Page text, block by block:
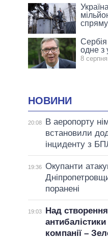
одне з
8
НОВИНИ
20:08
В аеропорту
встановили
інциденту з
19:36 Окупанти
поранені
19:03
Над
компанії –